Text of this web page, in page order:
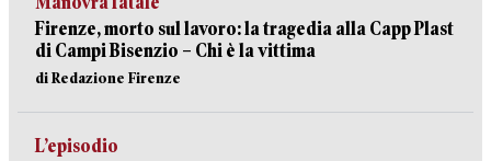
Firenze, morto sul lavoro: la tragedia alla Capp Plast
di Campi Bisenzio – Chi è la vittima
di Redazione Firenze
L’episodio